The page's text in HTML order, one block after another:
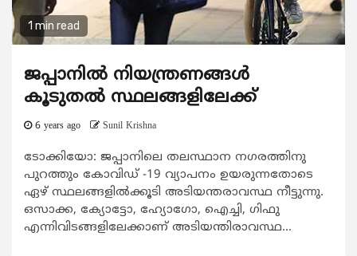
1 min read
ജപ്പാനില്‍ നിയന്ത്രണങ്ങള്‍
കൂടുതല്‍ സ്ഥലങ്ങളിലേക്ക്
6 years ago Sunil Krishna
ടോക്കിയോ: ജപ്പാനിലെ തലസ്ഥാന നഗരത്തിനു
പുറത്തും കോവിഡ് -19 വ്യാപനം ഉയരുന്നതോടെ
ഏഴ് സ്ഥലങ്ങളില്‍ക്കൂടി അടിയന്തരാവസ്ഥ നീട്ടുന്നു.
ഒസാക്ക, ക്യോട്ടോ, ഹ്യോഗോ, ഐച്ചി, ഗിഫു
എന്നിവിടങ്ങളിലേക്കാണ് അടിയന്തിരാവസ്ഥ...